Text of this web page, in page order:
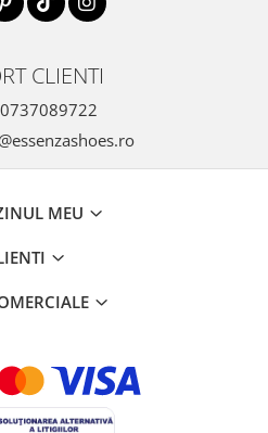
CLIENTI
MEU